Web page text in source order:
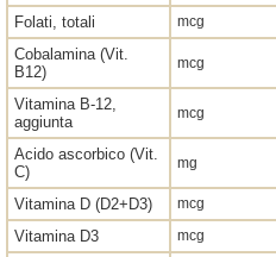
Folati, totali mcg
Cobalamina (Vit.
B12)
mcg
Vitamina B-12,
aggiunta
mcg
Acido ascorbico (Vit.
C)
mg
Vitamina D (D2+D3) mcg
Vitamina D3 mcg